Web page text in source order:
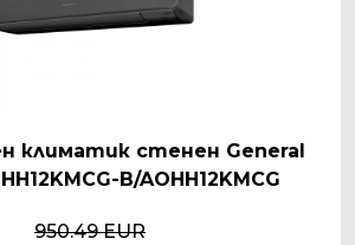
климатик стенен General
B/AOHH12KMCG
950.49 EUR